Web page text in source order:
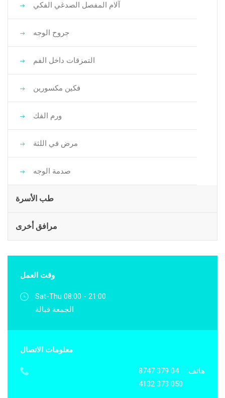
آلام المفصل الصدغي الفكي
جروح الوجه
التمزقات داخل الفم
فكين مكسورين
ورم الفك
مرض في اللثة
صدمة الوجه
طب الأسرة
مرافق أخرى
وقت العمل
Sat-Thu 08:00 - 21:00
الجمعة قبالة
معلومات الاتصال
هاتف:
04 379 8747
050 373 4132